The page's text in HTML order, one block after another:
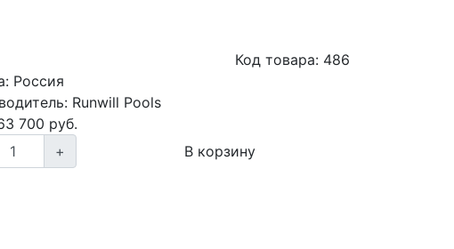
Код товара: 486
Россия
Runwill Pools
700 руб.
+ В корзину